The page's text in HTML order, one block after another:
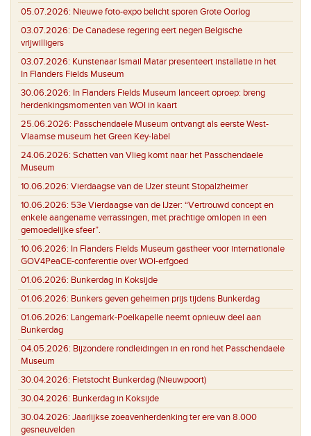
05.07.2026: Nieuwe foto-expo belicht sporen Grote Oorlog
03.07.2026: De Canadese regering eert negen Belgische
vrijwilligers
03.07.2026: Kunstenaar Ismail Matar presenteert installatie in het
In Flanders Fields Museum
30.06.2026: In Flanders Fields Museum lanceert oproep: breng
herdenkingsmomenten van WOI in kaart
25.06.2026: Passchendaele Museum ontvangt als eerste West-
Vlaamse museum het Green Key-label
24.06.2026: Schatten van Vlieg komt naar het Passchendaele
Museum
10.06.2026: Vierdaagse van de IJzer steunt Stopalzheimer
10.06.2026: 53e Vierdaagse van de IJzer: “Vertrouwd concept en
enkele aangename verrassingen, met prachtige omlopen in een
gemoedelijke sfeer”.
10.06.2026: In Flanders Fields Museum gastheer voor internationale
GOV4PeaCE-conferentie over WOI-erfgoed
01.06.2026: Bunkerdag in Koksijde
01.06.2026: Bunkers geven geheimen prijs tijdens Bunkerdag
01.06.2026: Langemark-Poelkapelle neemt opnieuw deel aan
Bunkerdag
04.05.2026: Bijzondere rondleidingen in en rond het Passchendaele
Museum
30.04.2026: Fietstocht Bunkerdag (Nieuwpoort)
30.04.2026: Bunkerdag in Koksijde
30.04.2026: Jaarlijkse zoeavenherdenking ter ere van 8.000
gesneuvelden